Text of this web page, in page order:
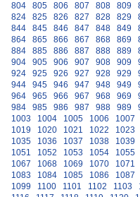
804
805 806 807 808 809
824
825 826 827 828 829
844
845 846 847 848 849
864
865 866 867 868 869
884
885 886 887 888 889
904
905 906 907 908 909
924
925 926 927 928 929
944
945 946 947 948 949
964
965 966 967 968 969
984
985 986 987 988 989
1003
1004 1005 1006 1007
1019
1020 1021 1022 1023
1035
1036 1037 1038 1039
1051
1052 1053 1054 1055
1067
1068 1069 1070 1071
1083
1084 1085 1086 1087
1099
1100 1101 1102 1103